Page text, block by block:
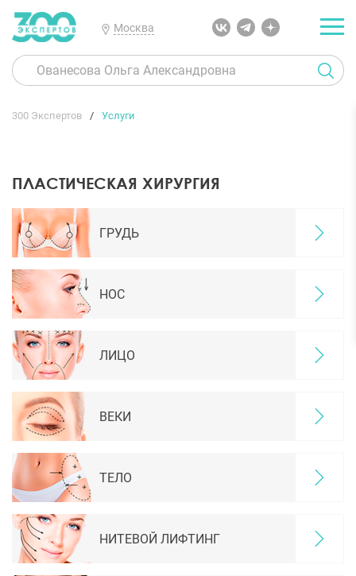
Москва
300 Экспертов Услуги
ПЛАСТИЧЕСКАЯ ХИРУРГИЯ
ГРУДЬ
НОС
ЛИЦО
ВЕКИ
ТЕЛО
НИТЕВОЙ ЛИФТИНГ